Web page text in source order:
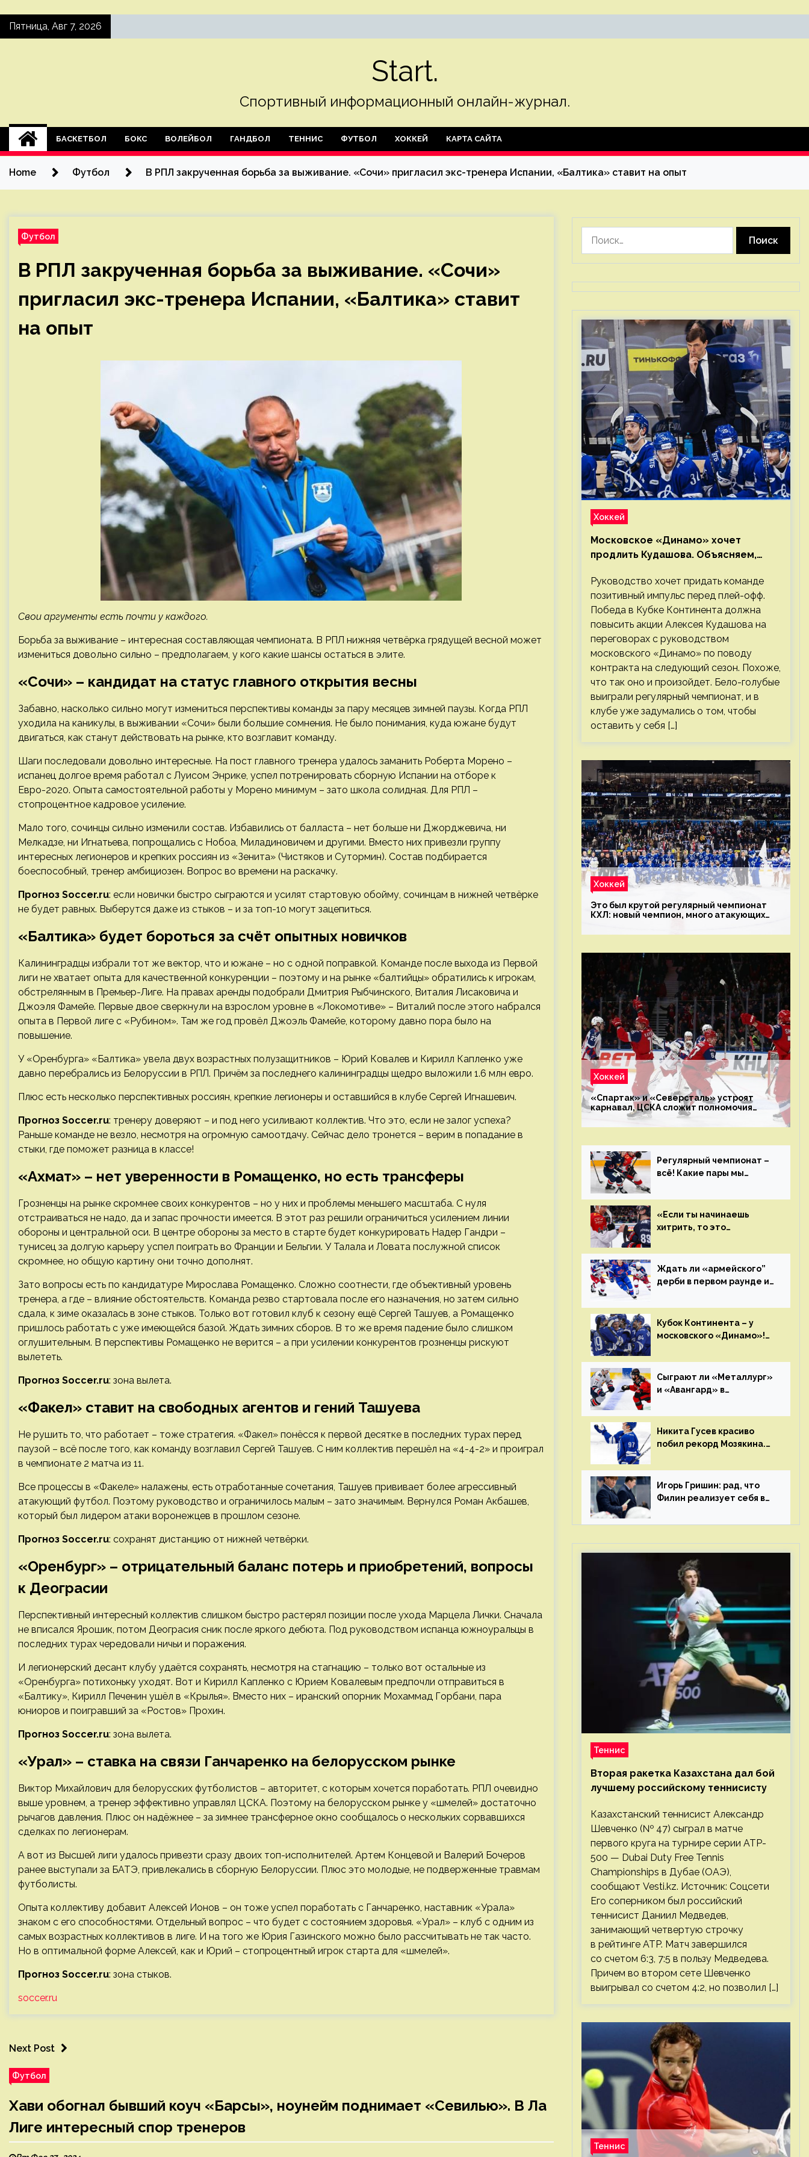
SkipПятница, Авг 7, 2026
Start.
Спортивный информационный онлайн-журнал.
БАСКЕТБОЛ БОКС ВОЛЕЙБОЛ ГАНДБОЛ ТЕННИС ФУТБОЛ ХОККЕЙ КАРТА САЙТА
Home Футбол В РПЛ закрученная борьба за выживание. «Сочи» пригласил экс-тренера Испании, «Балтика» ставит на опыт
Футбол
В РПЛ закрученная борьба за выживание. «Сочи»
пригласил экс-тренера Испании, «Балтика» ставит
на опыт
Свои аргументы есть почти у каждого.
Борьба за выживание – интересная составляющая чемпионата. В РПЛ нижняя четвёрка грядущей весной может
измениться довольно сильно – предполагаем, у кого какие шансы остаться в элите.
«Сочи» – кандидат на статус главного открытия весны
Забавно, насколько сильно могут измениться перспективы команды за пару месяцев зимней паузы. Когда РПЛ
уходила на каникулы, в выживании «Сочи» были большие сомнения. Не было понимания, куда южане будут
двигаться, как станут действовать на рынке, кто возглавит команду.
Шаги последовали довольно интересные. На пост главного тренера удалось заманить Роберта Морено –
испанец долгое время работал с Луисом Энрике, успел потренировать сборную Испании на отборе к
Евро-2020. Опыта самостоятельной работы у Морено минимум – зато школа солидная. Для РПЛ –
стопроцентное кадровое усиление.
Мало того, сочинцы сильно изменили состав. Избавились от балласта – нет больше ни Джорджевича, ни
Мелкадзе, ни Игнатьева, попрощались с Нобоа, Миладиновичем и другими. Вместо них привезли группу
интересных легионеров и крепких россиян из «Зенита» (Чистяков и Сутормин). Состав подбирается
боеспособный, тренер амбициозен. Вопрос во времени на раскачку.
Прогноз Soccer.ru: если новички быстро сыграются и усилят стартовую обойму, сочинцам в нижней четвёрке
не будет равных. Выберутся даже из стыков – и за топ-10 могут зацепиться.
«Балтика» будет бороться за счёт опытных новичков
Калининградцы избрали тот же вектор, что и южане – но с одной поправкой. Команде после выхода из Первой
лиги не хватает опыта для качественной конкуренции – поэтому и на рынке «балтийцы» обратились к игрокам,
обстрелянным в Премьер-Лиге. На правах аренды подобрали Дмитрия Рыбчинского, Виталия Лисаковича и
Джоэля Фамейе. Первые двое сверкнули на взрослом уровне в «Локомотиве» – Виталий после этого набрался
опыта в Первой лиге с «Рубином». Там же год провёл Джоэль Фамейе, которому давно пора было на
повышение.
У «Оренбурга» «Балтика» увела двух возрастных полузащитников – Юрий Ковалев и Кирилл Капленко уже
давно перебрались из Белоруссии в РПЛ. Причём за последнего калининградцы щедро выложили 1.6 млн евро.
Плюс есть несколько перспективных россиян, крепкие легионеры и оставшийся в клубе Сергей Игнашевич.
Прогноз Soccer.ru: тренеру доверяют – и под него усиливают коллектив. Что это, если не залог успеха?
Раньше команде не везло, несмотря на огромную самоотдачу. Сейчас дело тронется – верим в попадание в
стыки, где поможет разница в классе!
«Ахмат» – нет уверенности в Ромащенко, но есть трансферы
Грозненцы на рынке скромнее своих конкурентов – но у них и проблемы меньшего масштаба. С нуля
отстраиваться не надо, да и запас прочности имеется. В этот раз решили ограничиться усилением линии
обороны и центральной оси. В центре обороны за место в старте будет конкурировать Надер Гандри –
тунисец за долгую карьеру успел поиграть во Франции и Бельгии. У Талала и Ловата послужной список
скромнее, но общую картину они точно дополнят.
Зато вопросы есть по кандидатуре Мирослава Ромащенко. Сложно соотнести, где объективный уровень
тренера, а где – влияние обстоятельств. Команда резво стартовала после его назначения, но затем сильно
сдала, к зиме оказалась в зоне стыков. Только вот готовил клуб к сезону ещё Сергей Ташуев, а Ромащенко
пришлось работать с уже имеющейся базой. Ждать зимних сборов. В то же время падение было слишком
оглушительным. В перспективы Ромащенко не верится – а при усилении конкурентов грозненцы рискуют
вылететь.
Прогноз Soccer.ru: зона вылета.
«Факел» ставит на свободных агентов и гений Ташуева
Не рушить то, что работает – тоже стратегия. «Факел» понёсся к первой десятке в последних турах перед
паузой – всё после того, как команду возглавил Сергей Ташуев. С ним коллектив перешёл на «4-4-2» и проиграл
в чемпионате 2 матча из 11.
Все процессы в «Факеле» налажены, есть отработанные сочетания, Ташуев прививает более агрессивный
атакующий футбол. Поэтому руководство и ограничилось малым – зато значимым. Вернулся Роман Акбашев,
который был лидером атаки воронежцев в прошлом сезоне.
Прогноз Soccer.ru: сохранят дистанцию от нижней четвёрки.
«Оренбург» – отрицательный баланс потерь и приобретений, вопросы
к Деограсии
Перспективный интересный коллектив слишком быстро растерял позиции после ухода Марцела Лички. Сначала
не вписался Ярошик, потом Деограсия сник после яркого дебюта. Под руководством испанца южноуральцы в
последних турах чередовали ничьи и поражения.
И легионерский десант клубу удаётся сохранять, несмотря на стагнацию – только вот остальные из
«Оренбурга» потихоньку уходят. Вот и Кирилл Капленко с Юрием Ковалевым предпочли отправиться в
«Балтику», Кирилл Печенин ушёл в «Крылья». Вместо них – иранский опорник Мохаммад Горбани, пара
юниоров и поигравший за «Ростов» Прохин.
Прогноз Soccer.ru: зона вылета.
«Урал» – ставка на связи Ганчаренко на белорусском рынке
Виктор Михайлович для белорусских футболистов – авторитет, с которым хочется поработать. РПЛ очевидно
выше уровнем, а тренер эффективно управлял ЦСКА. Поэтому на белорусском рынке у «шмелей» достаточно
рычагов давления. Плюс он надёжнее – за зимнее трансферное окно сообщалось о нескольких сорвавшихся
сделках по легионерам.
А вот из Высшей лиги удалось привезти сразу двоих топ-исполнителей. Артем Концевой и Валерий Бочеров
ранее выступали за БАТЭ, привлекались в сборную Белоруссии. Плюс это молодые, не подверженные травмам
футболисты.
Опыта коллективу добавит Алексей Ионов – он тоже успел поработать с Ганчаренко, наставник «Урала»
знаком с его способностями. Отдельный вопрос – что будет с состоянием здоровья. «Урал» – клуб с одним из
самых возрастных коллективов в лиге. И на того же Юрия Газинского можно было рассчитывать не так часто.
Но в оптимальной форме Алексей, как и Юрий – стопроцентный игрок старта для «шмелей».
Прогноз Soccer.ru: зона стыков.
soccer.ru
Next Post
Футбол
Хави обогнал бывший коуч «Барсы», ноунейм поднимает «Севилью». В Ла
Лиге интересный спор тренеров
Хоккей
Московское «Динамо» хочет
продлить Кудашова. Объясняем,
Руководство хочет придать команде
позитивный импульс перед плей-офф.
Победа в Кубке Континента должна
повысить акции Алексея Кудашова на
переговорах с руководством
московского «Динамо» по поводу
контракта на следующий сезон. Похоже,
что так оно и произойдет. Бело-голубые
выиграли регулярный чемпионат, и в
клубе уже задумались о том, чтобы
оставить у себя […]
Хоккей
Это был крутой регулярный чемпионат
КХЛ: новый чемпион, много атакующих
Хоккей
«Спартак» и «Северсталь» устроят
карнавал, ЦСКА сложит полномочия
чемпиона. Превью первого раунда плей-
офф на Западе
Регулярный чемпионат –
всё! Какие пары мы
«Если ты начинаешь
хитрить, то это
бумерангом»
Ждать ли «армейского”
дерби в первом раунде и
Главные интриги
последнего дня
«регулярки” КХЛ
Кубок Континента – у
московского «Динамо»!
за один сезон
Сыграют ли «Металлург»
и «Авангард» в
Никита Гусев красиво
побил рекорд Мозякина.
у Никиты еще много
Игорь Гришин: рад, что
Филин реализует себя в
что не стали загонять его
Теннис
Вторая ракетка Казахстана дал бой
лучшему российскому теннисисту
Казахстанский теннисист Александр
Шевченко (№ 47) сыграл в матче
первого круга на турнире серии ATP-
500 — Dubai Duty Free Tennis
Championships в Дубае (ОАЭ),
сообщают Vesti.kz. Источник: Соцсети
Его соперником был российский
теннисист Даниил Медведев,
занимающий четвертую строчку
в рейтинге ATP. Матч завершился
со счетом 6:3, 7:5 в пользу Медведева.
Причем во втором сете Шевченко
выигрывал со счетом 4:2, но позволил […]
Теннис